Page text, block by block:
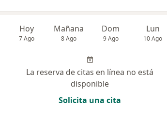
Hoy
7 Ago
Mañana
8 Ago
Dom
9 Ago
Lun
10 Ago
La reserva de citas en línea no está
disponible
Solicita una cita